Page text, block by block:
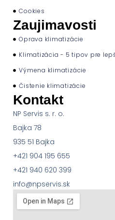
Cookies
Zaujimavosti
Oprava klimatizácie
Klimatizácia - 5 tipov pre
Výmena klimatizácie
Čistenie klimatizácie
Kontakt
NP Servis s. r. o.
Bajka 78
935 51 Bajka
+421 904 195 655
+421 940 620 399
info@npservis.sk